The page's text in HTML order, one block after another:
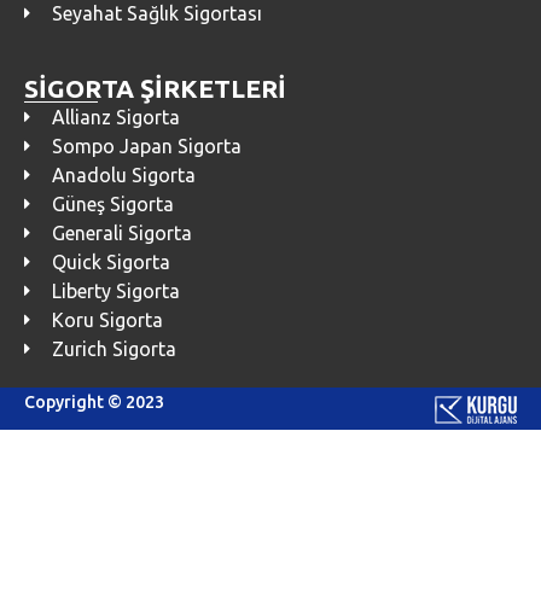
Seyahat Sağlık Sigortası
SİGORTA ŞİRKETLERİ
Allianz Sigorta
Sompo Japan Sigorta
Anadolu Sigorta
Güneş Sigorta
Generali Sigorta
Quick Sigorta
Liberty Sigorta
Koru Sigorta
Zurich Sigorta
Copyright © 2023